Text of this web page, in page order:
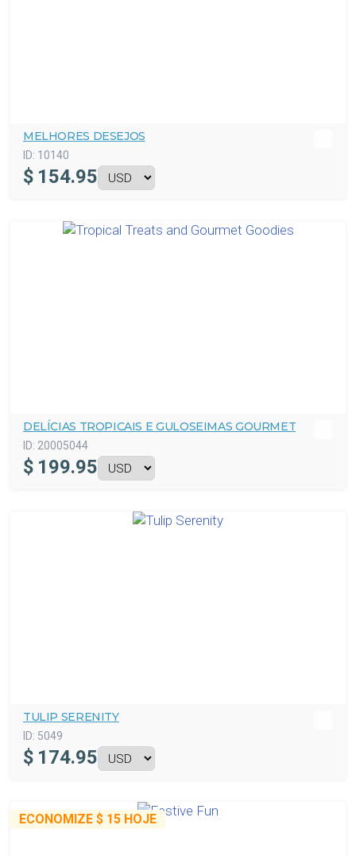
MELHORES DESEJOS
ID: 10140
$ 154.95
DELÍCIAS TROPICAIS E GULOSEIMAS GOURMET
ID: 20005044
$ 199.95
TULIP SERENITY
ID: 5049
$ 174.95
ECONOMIZE $ 15 HOJE